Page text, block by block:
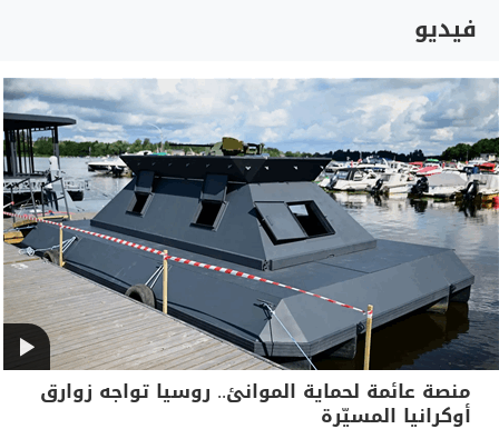
فيديو
منصة عائمة لحماية الموانئ.. روسيا تواجه زوارق
أوكرانيا المسيّرة